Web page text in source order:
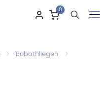
0
Bobathliegen